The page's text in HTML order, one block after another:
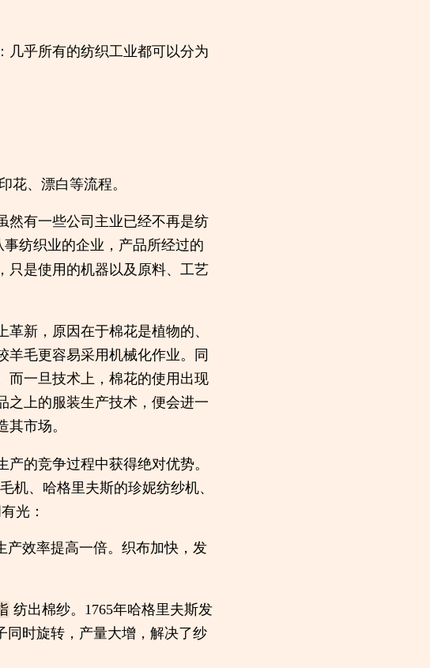
几乎所有的纺织工业都可以分为
、漂白等流程。
然有一些公司主业已经不再是纺
纺织业的企业，产品所经过的
只是使用的机器以及原料、工艺
新，原因在于棉花是植物的、
羊毛更容易采用机械化作业。同
而一旦技术上，棉花的使用出现
之上的服装生产技术，便会进一
市场。
的竞争过程中获得绝对优势。
、哈格里夫斯的珍妮纺纱机、
光：
产效率提高一倍。织布加快，发
纺出棉纱。1765年哈格里夫斯发
同时旋转，产量大增，解决了纱